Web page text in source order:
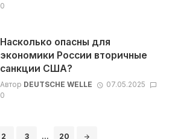
0
Насколько опасны для
экономики России вторичные
санкции США?
Автор DEUTSCHE WELLE
07.05.2025
0
2 3 ... 20